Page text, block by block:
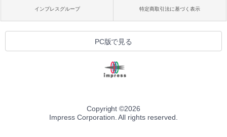
インプレスグループ 特定商取引法に基づく表示
PC版で見る
Copyright ©2026
Impress Corporation. All rights reserved.